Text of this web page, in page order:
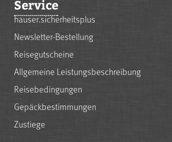
Service
hauser.sicherheitsplus
Newsletter-Bestellung
Reisegutscheine
Allgemeine Leistungsbeschreibung
Reisebedingungen
Gepäckbestimmungen
Zustiege